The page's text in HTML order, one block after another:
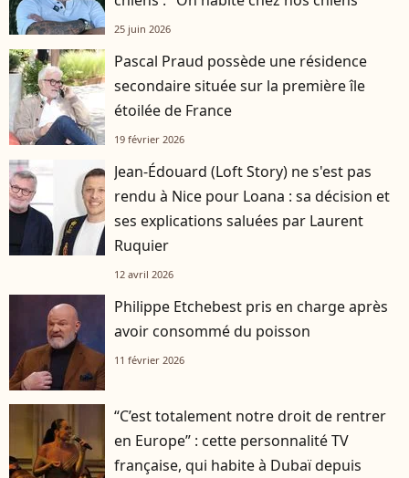
25 juin 2026
Pascal Praud possède une résidence
secondaire située sur la première île
étoilée de France
19 février 2026
Jean-Édouard (Loft Story) ne s'est pas
rendu à Nice pour Loana : sa décision et
ses explications saluées par Laurent
Ruquier
12 avril 2026
Philippe Etchebest pris en charge après
avoir consommé du poisson
11 février 2026
“C’est totalement notre droit de rentrer
en Europe” : cette personnalité TV
française, qui habite à Dubaï depuis